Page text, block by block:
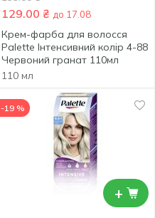
129.00 ₴ до 17.08
Крем-фарба для волосся
Palette Інтенсивний колір 4-88
Червоний гранат 110мл
110 мл
+
-19 %